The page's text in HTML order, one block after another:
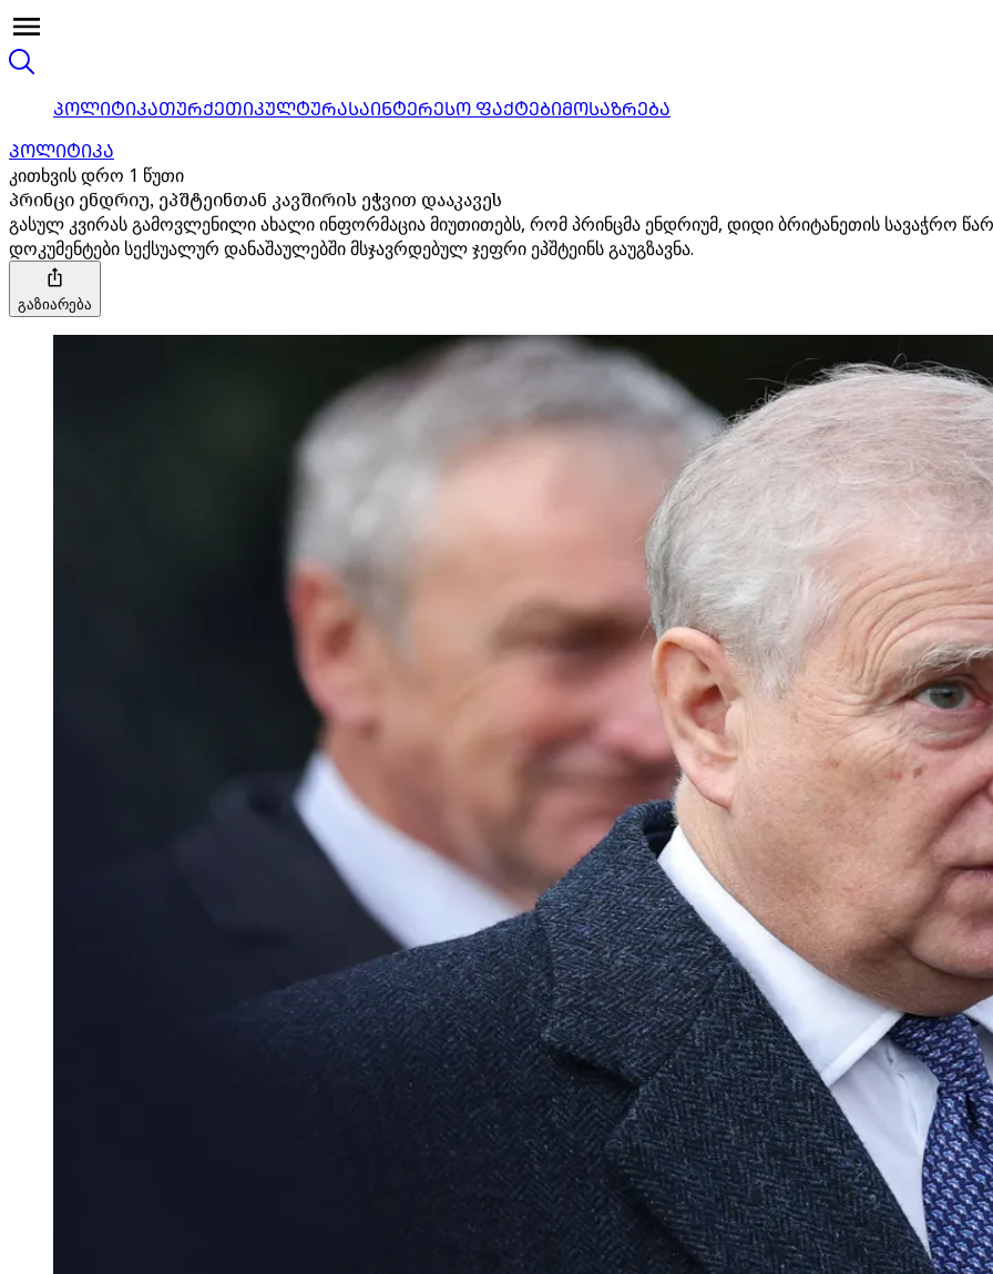
ᲞᲝᲚᲘᲢᲘᲙᲐᲗᲣᲠᲥᲔᲗᲘᲙᲣᲚᲢᲣᲠᲐᲡᲐᲘᲜᲢᲔᲠᲔᲡᲝ ᲤᲐᲥᲢᲔᲑᲘᲛᲝᲡᲐᲖᲠᲔᲑᲐ
ᲞᲝᲚᲘᲢᲘᲙᲐ
კითხვის დრო 1 წუთი
პრინცი ენდრიუ, ეპშტეინთან კავშირის ეჭვით დააკავეს
გასულ კვირას გამოვლენილი ახალი ინფორმაცია მიუთითებს, რომ პრინცმა ენდრიუმ, დიდი ბრიტანეთის სავაჭრო
დოკუმენტები სექსუალურ დანაშაულებში მსჯავრდებულ ჯეფრი ეპშტეინს გაუგზავნა.
გაზიარება